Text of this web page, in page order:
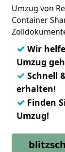
Umzug von
Container
✓ Wir
Umzug
✓ Schnell
erhalten!
✓ Finden
Umzug!